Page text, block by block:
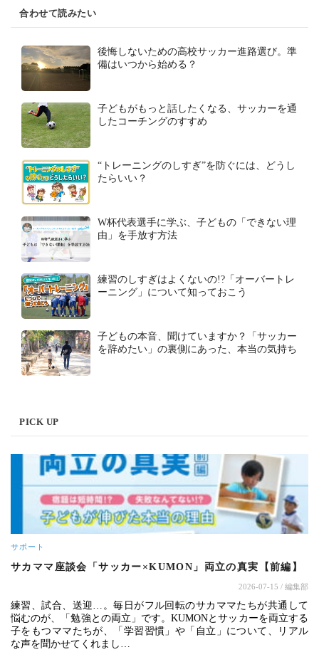
合わせて読みたい
後悔しないための高校サッカー進路選び。準
備はいつから始める？
子どもがもっと話したくなる、サッカーを通
したコーチングのすすめ
“トレーニングのしすぎ”を防ぐには、どうし
たらいい？
W杯代表選手に学ぶ、子どもの「できない理
由」を手放す方法
練習のしすぎはよくないの!?「オーバートレ
ーニング」について知っておこう
子どもの本音、聞けていますか？「サッカー
を辞めたい」の裏側にあった、本当の気持ち
PICK UP
サポート
サカママ座談会「サッカー×KUMON」両立の真実【前編】
2026-07-15 / 編集部
練習、試合、送迎…。毎日がフル回転のサカママたちが共通して
悩むのが、「勉強との両立」です。KUMONとサッカーを両立する
子をもつママたちが、「学習習慣」や「自立」について、リアル
な声を聞かせてくれまし…